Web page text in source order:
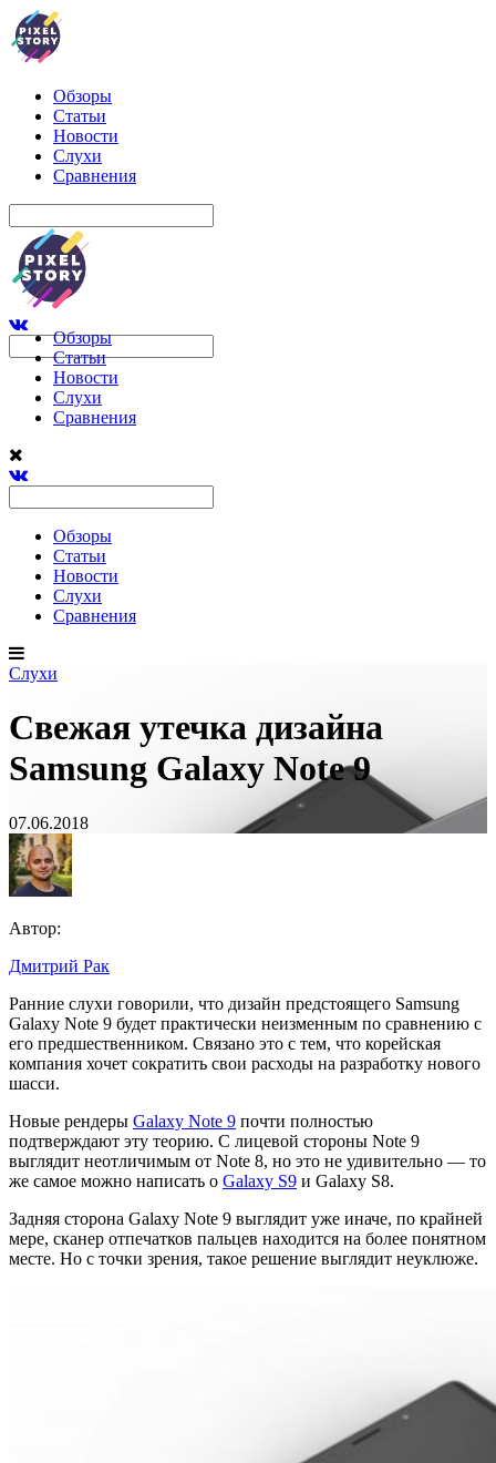
Обзоры
Статьи
Новости
Слухи
Сравнения
Обзоры
Статьи
Новости
Слухи
Сравнения
Обзоры
Статьи
Новости
Слухи
Сравнения
Слухи
Свежая утечка дизайна
Samsung Galaxy Note 9
07.06.2018
Автор:
Дмитрий Рак
Свежая
утечка
дизайна
Samsung
Galaxy
Note
9
Ранние слухи говорили, что дизайн предстоящего Samsung
Galaxy Note 9 будет практически неизменным по сравнению с
его предшественником. Связано это с тем, что корейская
компания хочет сократить свои расходы на разработку нового
шасси.
Новые рендеры Galaxy Note 9 почти полностью
подтверждают эту теорию. С лицевой стороны Note 9
выглядит неотличимым от Note 8, но это не удивительно — то
же самое можно написать о Galaxy S9 и Galaxy S8.
Задняя сторона Galaxy Note 9 выглядит уже иначе, по крайней
мере, сканер отпечатков пальцев находится на более понятном
месте. Но с точки зрения, такое решение выглядит неуклюже.